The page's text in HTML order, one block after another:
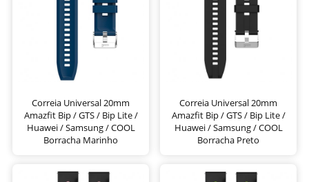
Correia Universal 20mm
Amazfit Bip / GTS / Bip Lite /
Huawei / Samsung / COOL
Borracha Marinho
Correia Universal 20mm
Amazfit Bip / GTS / Bip Lite /
Huawei / Samsung / COOL
Borracha Preto